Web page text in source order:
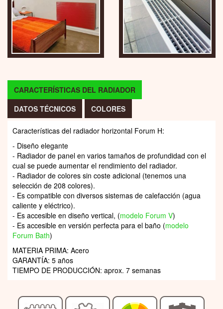
CARACTERÍSTICAS DEL RADIADOR
DATOS TÉCNICOS
COLORES
Características del radiador horizontal Forum H:
- Diseño elegante
- Radiador de panel en varios tamaños de profundidad con el
cual se puede aumentar el rendimiento del radiador.
- Radiador de colores sin coste adicional (tenemos una
selección de 208 colores).
- Es compatible con diversos sistemas de calefacción (agua
caliente y eléctrico).
- Es accesible en diseño vertical, (modelo Forum V)
- Es accesible en versión perfecta para el baño (modelo
Forum Bath)
MATERIA PRIMA: Acero
GARANTÍA: 5 años
TIEMPO DE PRODUCCIÓN: aprox. 7 semanas